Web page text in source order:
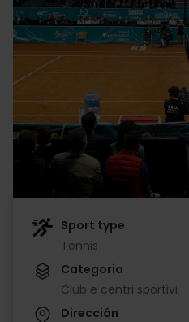
Sport type
Tennis
Categoria
Club e centri sportivi
Dirección